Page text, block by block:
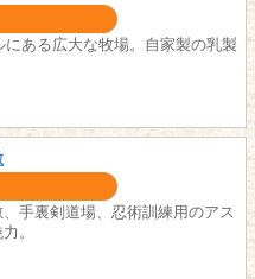
にある広大な牧場。自家製の乳製
手裏剣道場、忍術訓練用のアス
。